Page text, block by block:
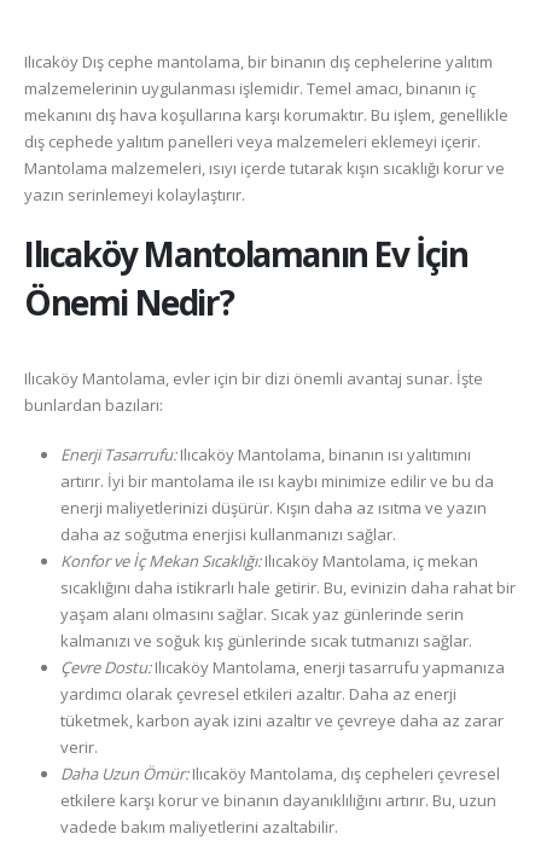
Ilıcaköy Dış cephe mantolama, bir binanın dış cephelerine yalıtım
malzemelerinin uygulanması işlemidir. Temel amacı, binanın iç
mekanını dış hava koşullarına karşı korumaktır. Bu işlem, genellikle
dış cephede yalıtım panelleri veya malzemeleri eklemeyi içerir.
Mantolama malzemeleri, ısıyı içerde tutarak kışın sıcaklığı korur ve
yazın serinlemeyi kolaylaştırır.
IlıcaköyMantolamanın Ev İçin
Önemi Nedir?
Ilıcaköy Mantolama, evler için bir dizi önemli avantaj sunar. İşte
bunlardan bazıları:
Enerji Tasarrufu:Ilıcaköy Mantolama, binanın ısı yalıtımını
artırır. İyi bir mantolama ile ısı kaybı minimize edilir ve bu da
enerji maliyetlerinizi düşürür. Kışın daha az ısıtma ve yazın
daha az soğutma enerjisi kullanmanızı sağlar.
Konfor ve İç Mekan Sıcaklığı:Ilıcaköy Mantolama, iç mekan
sıcaklığını daha istikrarlı hale getirir. Bu, evinizin daha rahat bir
yaşam alanı olmasını sağlar. Sıcak yaz günlerinde serin
kalmanızı ve soğuk kış günlerinde sıcak tutmanızı sağlar.
Çevre Dostu:Ilıcaköy Mantolama, enerji tasarrufu yapmanıza
yardımcı olarak çevresel etkileri azaltır. Daha az enerji
tüketmek, karbon ayak izini azaltır ve çevreye daha az zarar
verir.
Daha Uzun Ömür:Ilıcaköy Mantolama, dış cepheleri çevresel
etkilere karşı korur ve binanın dayanıklılığını artırır. Bu, uzun
vadede bakım maliyetlerini azaltabilir.